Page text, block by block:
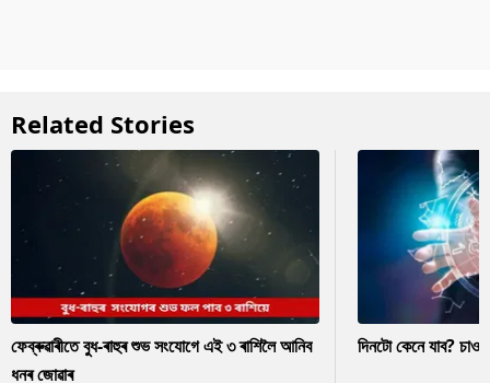
Related Stories
ফেব্ৰুৱাৰীতে বুধ-ৰাহুৰ শুভ সংযোগে এই ৩ ৰাশিলৈ আনিব
ধনৰ জোৱাৰ
দিনটো কেনে যাব?